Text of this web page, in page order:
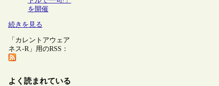
を開催
続きを見る
「カレントアウェア
ネス-R」用のRSS：
よく読まれている